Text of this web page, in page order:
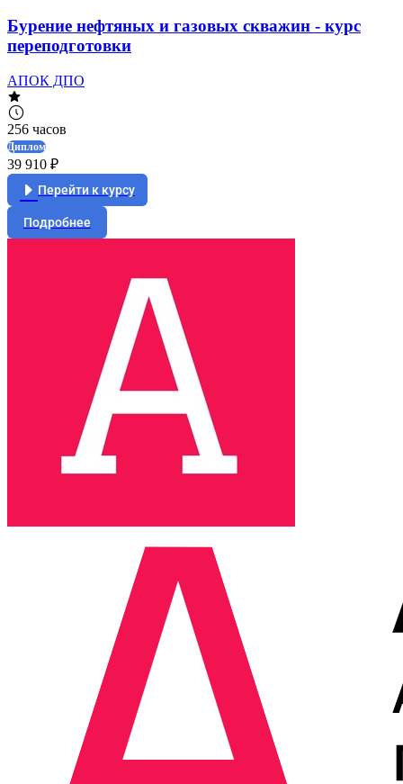
Бурение нефтяных и газовых скважин - курс
переподготовки
АПОК ДПО
256 часов
Диплом
39 910 ₽
Перейти к курсу
Подробнее